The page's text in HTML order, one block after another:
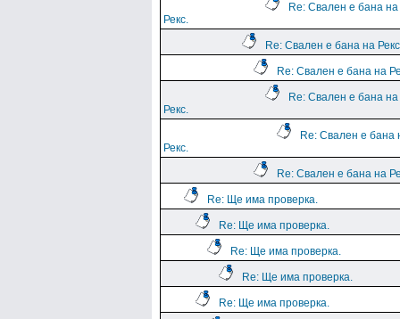
Re: Свален е бана на
Рекс.
Re: Свален е бана на
Re: Свален е бана на
Re: Свален е бана на
Рекс.
Re: Свален е бана
Рекс.
Re: Свален е бана на
Re: Ще има проверка.
Re: Ще има проверка.
Re: Ще има проверка.
Re: Ще има проверка.
Re: Ще има проверка.